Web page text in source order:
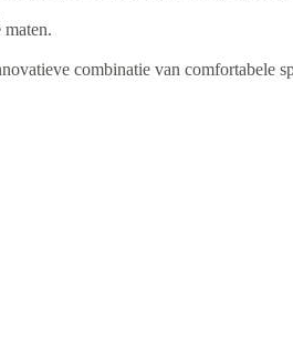
combinatie van comfortabele